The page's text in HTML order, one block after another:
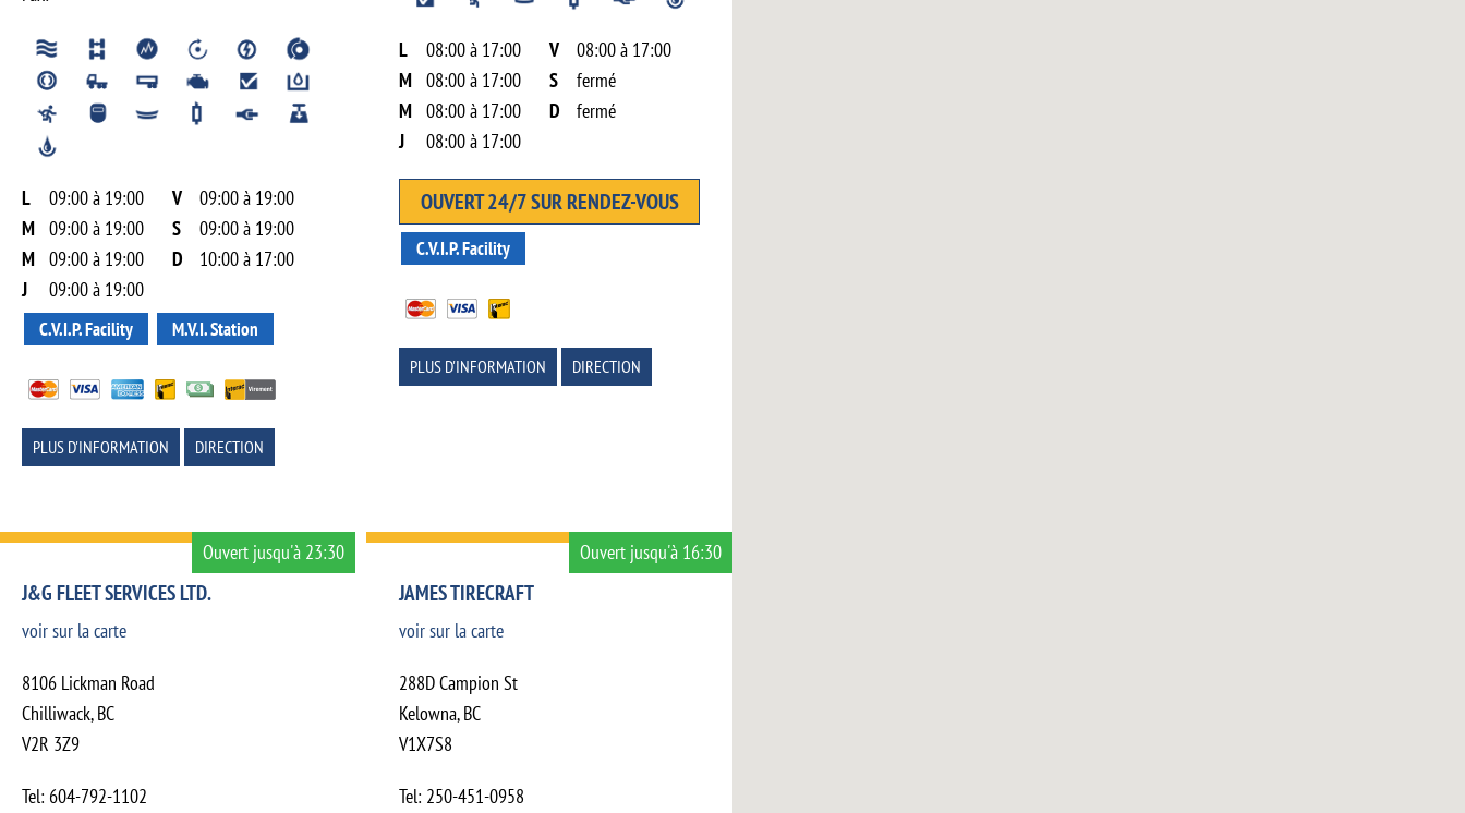
L
09:00 à 19:00
M 09:00 à 19:00
M 09:00 à 19:00
J
09:00 à 19:00
V
09:00 à 19:00
S
09:00 à 19:00
D
10:00 à 17:00
C.V.I.P. Facility M.V.I. Station
PLUS D'INFORMATION DIRECTION
L
08:00 à 17:00
M 08:00 à 17:00
M 08:00 à 17:00
J
08:00 à 17:00
V
08:00 à 17:00
S
fermé
D
fermé
OUVERT 24/7 SUR RENDEZ-VOUS
C.V.I.P. Facility
PLUS D'INFORMATION DIRECTION
Ouvert jusqu'à 23:30
J&G FLEET SERVICES LTD.
voir sur la carte
8106 Lickman Road
Chilliwack,BC
V2R 3Z9
Tel: 604-792-1102
Ouvert jusqu'à 16:30
JAMES TIRECRAFT
voir sur la carte
288D Campion St
Kelowna,BC
V1X7S8
Tel: 250-451-0958